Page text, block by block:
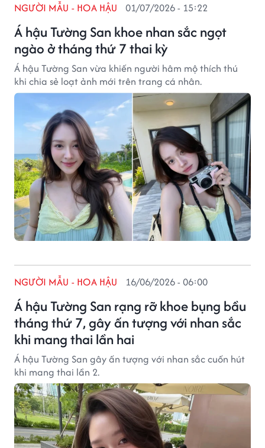
Á hậu Tường San khoe nhan sắc ngọt
ngào ở tháng thứ 7 thai kỳ
NGƯỜI MẪU - HOA HẬU 01/07/2026 - 15:22
Á hậu Tường San vừa khiến người hâm mộ thích thú
khi chia sẻ loạt ảnh mới trên trang cá nhân.
Á hậu Tường San rạng rỡ khoe bụng bầu
tháng thứ 7, gây ấn tượng với nhan sắc
khi mang thai lần hai
NGƯỜI MẪU - HOA HẬU 16/06/2026 - 06:00
Á hậu Tường San gây ấn tượng với nhan sắc cuốn hút
khi mang thai lần 2.